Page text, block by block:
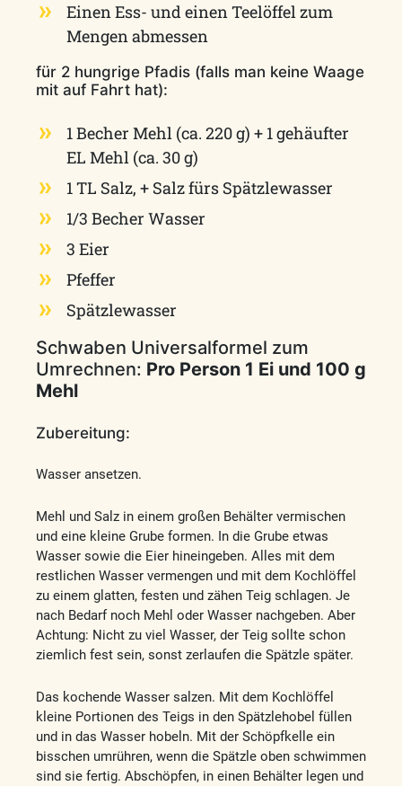
Einen Ess- und einen Teelöffel zum
Mengen abmessen
für 2 hungrige Pfadis (falls man keine Waage
mit auf Fahrt hat):
1 Becher Mehl (ca. 220 g) + 1 gehäufter
EL Mehl (ca. 30 g)
1 TL Salz, + Salz fürs Spätzlewasser
1/3 Becher Wasser
3 Eier
Pfeffer
Spätzlewasser
Schwaben Universalformel zum
Umrechnen: Pro Person 1 Ei und 100 g
Mehl
Zubereitung:
Wasser ansetzen.
Mehl und Salz in einem großen Behälter vermischen
und eine kleine Grube formen. In die Grube etwas
Wasser sowie die Eier hineingeben. Alles mit dem
restlichen Wasser vermengen und mit dem Kochlöffel
zu einem glatten, festen und zähen Teig schlagen. Je
nach Bedarf noch Mehl oder Wasser nachgeben. Aber
Achtung: Nicht zu viel Wasser, der Teig sollte schon
ziemlich fest sein, sonst zerlaufen die Spätzle später.
Das kochende Wasser salzen. Mit dem Kochlöffel
kleine Portionen des Teigs in den Spätzlehobel füllen
und in das Wasser hobeln. Mit der Schöpfkelle ein
bisschen umrühren, wenn die Spätzle oben schwimmen
sind sie fertig. Abschöpfen, in einen Behälter legen und